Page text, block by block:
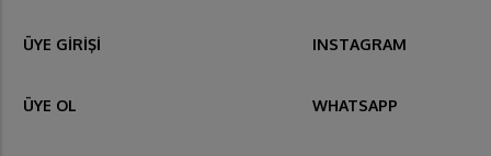
ÜYE GİRİŞİ
ÜYE OL
INSTAGRAM
WHATSAPP